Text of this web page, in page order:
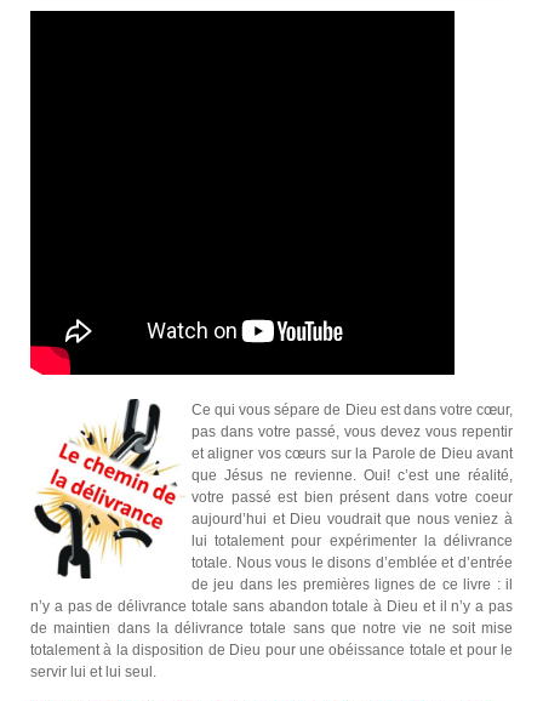
Ce qui vous sépare de Dieu est dans votre cœur,
pas dans votre passé, vous devez vous repentir
et aligner vos cœurs sur la Parole de Dieu avant
que Jésus ne revienne. Oui! c’est une réalité,
votre passé est bien présent dans votre coeur
aujourd’hui et Dieu voudrait que nous veniez à
lui totalement pour expérimenter la délivrance
totale. Nous vous le disons d’emblée et d’entrée
de jeu dans les premières lignes de ce livre : il
n’y a pas de délivrance totale sans abandon totale à Dieu et il n’y a pas
de maintien dans la délivrance totale sans que notre vie ne soit mise
totalement à la disposition de Dieu pour une obéissance totale et pour le
servir lui et lui seul.